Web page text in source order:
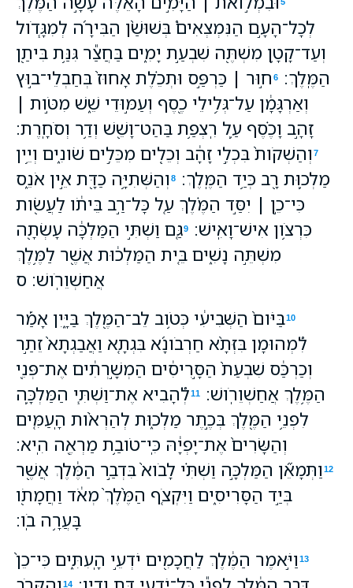
לְכָל־הָעָ֣ם הַנִּמְצְאִים֩ בְּשׁוּשַׁ֨ן הַבִּירָ֜ה לְמִגָּ֧דֹול
וְעַד־קָטָ֛ן מִשְׁתֶּ֖ה שִׁבְעַ֣ת יָמִ֑ים בַּחֲצַ֕ר גִּנַּ֥ת בִּיתַ֖ן
הַמֶּֽלֶךְ׃
6 ח֣וּר ׀ כַּרְפַּ֣ס וּתְכֵ֗לֶת אָחוּז֙ בְּחַבְלֵי־ב֣וּץ
וְאַרְגָּמָ֔ן עַל־גְּלִ֥ילֵי כֶ֖סֶף וְעַמּ֣וּדֵי שֵׁ֑שׁ מִטֹּ֣ות ׀
זָהָ֣ב וָכֶ֗סֶף עַ֛ל רִֽצְפַ֥ת בַּהַט־וָשֵׁ֖שׁ וְדַ֥ר וְסֹחָֽרֶת׃
7 וְהַשְׁקֹות֙ בִּכְלֵ֣י זָהָ֔ב וְכֵלִ֖ים מִכֵּלִ֣ים שֹׁונִ֑ים וְיֵ֥ין
מַלְכ֛וּת רָ֖ב כְּיַ֥ד הַמֶּֽלֶךְ׃
8 וְהַשְּׁתִיָּ֥ה כַדָּ֖ת אֵ֣ין אֹנֵ֑ס
כִּי־כֵ֣ן ׀ יִסַּ֣ד הַמֶּ֗לֶךְ עַ֚ל כָּל־רַ֣ב בֵּיתֹ֔ו לַעֲשֹׂ֖ות
כִּרְצֹ֥ון אִישׁ־וָאִֽישׁ׃
9גַּ֚ם וַשְׁתִּ֣י הַמַּלְכָּ֔ה עָשְׂתָ֖ה
מִשְׁתֵּ֣ה נָשִׁ֑ים בֵּ֚ית הַמַּלְכ֔וּת אֲשֶׁ֖ר לַמֶּ֥לֶךְ
אֲחַשְׁוֵרֹֽושׁ׃ ס
10בַּיֹּום֙ הַשְּׁבִיעִ֔י כְּטֹ֥וב לֵב־הַמֶּ֖לֶךְ בַּיָּ֑יִן אָמַ֡ר
לִ֠מְהוּמָן בִּזְּתָ֨א חַרְבֹונָ֜א בִּגְתָ֤א וַאֲבַגְתָא֙ זֵתַ֣ר
וְכַרְכַּ֔ס שִׁבְעַת֙ הַסָּ֣רִיסִ֔ים הַמְשָׁ֣רְתִ֔ים אֶת־פְּנֵ֖י
הַמֶּ֥לֶךְ אֲחַשְׁוֵרֹֽושׁ׃
11לְ֠הָבִיא אֶת־וַשְׁתִּ֧י הַמַּלְכָּ֛ה
לִפְנֵ֥י הַמֶּ֖לֶךְ בְּכֶ֣תֶר מַלְכ֑וּת לְהַרְאֹ֨ות הָֽעַמִּ֤ים
וְהַשָּׂרִים֙ אֶת־יָפְיָ֔הּ כִּֽי־טֹובַ֥ת מַרְאֶ֖ה הִֽיא׃
12 וַתְּמָאֵ֞ן הַמַּלְכָּ֣ה וַשְׁתִּ֗י לָבֹוא֙ בִּדְבַ֣ר הַמֶּ֔לֶךְ אֲשֶׁ֖ר
בְּיַ֣ד הַסָּרִיסִ֑ים וַיִּקְצֹ֤ף הַמֶּ֙לֶךְ֙ מְאֹ֔ד וַחֲמָתֹ֖ו
בָּעֲרָ֥ה בֹֽו׃
13 וַיֹּ֣אמֶר הַמֶּ֔לֶךְ לַחֲכָמִ֖ים יֹדְעֵ֣י הָֽעִתִּ֑ים כִּי־כֵן֙
14